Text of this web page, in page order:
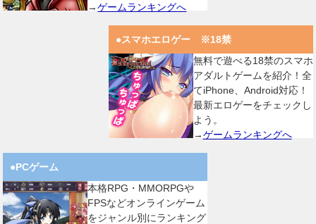
→ゲームランキングへ
●スマホエロゲー ※18禁
無料で遊べる18禁のスマホ
アダルトゲームを紹介！全
てiPhone、Android対応！
最新エロゲーをチェックし
よう。
→ゲームランキングへ
●PCゲーム
本格RPG・MMORPGや
FPSなどオンラインゲーム
をジャンル別にランキング